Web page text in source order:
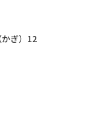
ぎ）12